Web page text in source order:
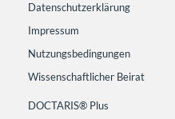
Datenschutzerklärung
Impressum
Nutzungsbedingungen
Wissenschaftlicher Beirat
DOCTARIS® Plus